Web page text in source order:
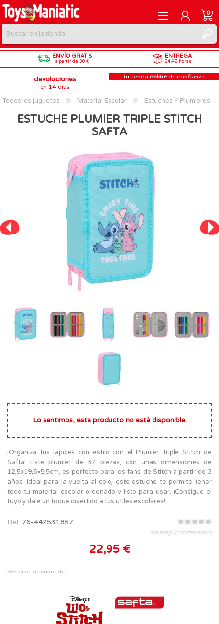
REGISTRARME
INICIAR SESIÓN
0
ENVÍO GRATIS
a partir de 30 €
ENTREGA
24/48 horas
devoluciones
en 14 días
tu tienda online de confianza
Todos los juguetes Material Escolar Estuches Y Plumieres
ESTUCHE PLUMIER TRIPLE STITCH
SAFTA
Lo sentimos, este producto no está disponible.
¡Organiza tus lápices con estilo con el Plumier Triple Stitch de
Safta! Este plumier de 37 piezas, con unas dimensiones de
12,5x19,5x5,5cm, es perfecto para los fans de Stitch a partir de 3
años. Ideal para la vuelta al cole, este estuche te permite tener
todo tu material escolar ordenado y listo para usar. ¡Consigue el
tuyo y dale un toque divertido a tus útiles escolares!
Ref. 76-442531857
sin ningún comentario
22,95 €
Ver más artículos de...